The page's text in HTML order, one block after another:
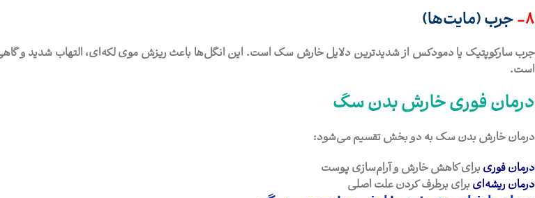
8- جرب (مایت‌ها)
جرب سارکوپتیک یا دمودکس از شدیدترین دلایل خارش سگ است. این انگل‌ها باعث ریزش موی لکه‌ای، التهاب شدید و
است.
درمان فوری خارش بدن سگ
درمان خارش بدن سگ به دو بخش تقسیم می‌شود:
درمان فوریبرای کاهش خارش و آرام‌سازی پوست
درمان ریشه‌ایبرای برطرف کردن علت اصلی